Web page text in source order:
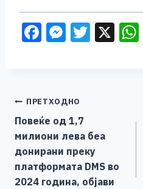
F
b
o
o
k
M
n
g
er
T X
Навигација
на
напис
ПРЕТХОДНО
Повеќе од 1,7
милиони лева беа
донирани преку
платформата DMS во
2024 година, објави